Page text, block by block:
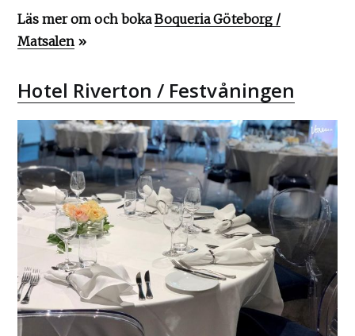
Läs mer om och bokaBoqueria Göteborg /
Matsalen »
Hotel Riverton / Festvåningen